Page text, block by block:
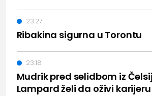
Ribakina sigurna u Torontu
23:27
Mudrik pred selidbom iz
Lampard želi da oživi
23:18